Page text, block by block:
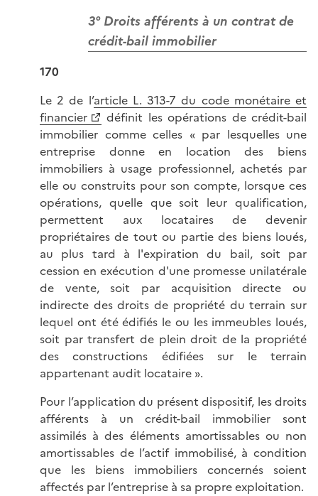
3° Droits afférents à un contrat de
crédit-bail immobilier
170
Le 2 de l’article L. 313-7 du code monétaire et
financier
définit les opérations de crédit-bail
immobilier comme celles « par lesquelles une
entreprise donne en location des biens
immobiliers à usage professionnel, achetés par
elle ou construits pour son compte, lorsque ces
opérations, quelle que soit leur qualification,
permettent aux locataires de devenir
propriétaires de tout ou partie des biens loués,
au plus tard à l'expiration du bail, soit par
cession en exécution d'une promesse unilatérale
de vente, soit par acquisition directe ou
indirecte des droits de propriété du terrain sur
lequel ont été édifiés le ou les immeubles loués,
soit par transfert de plein droit de la propriété
des constructions édifiées sur le terrain
appartenant audit locataire ».
Pour l’application du présent dispositif, les droits
afférents à un crédit-bail immobilier sont
assimilés à des éléments amortissables ou non
amortissables de l’actif immobilisé, à condition
que les biens immobiliers concernés soient
affectés par l’entreprise à sa propre exploitation.